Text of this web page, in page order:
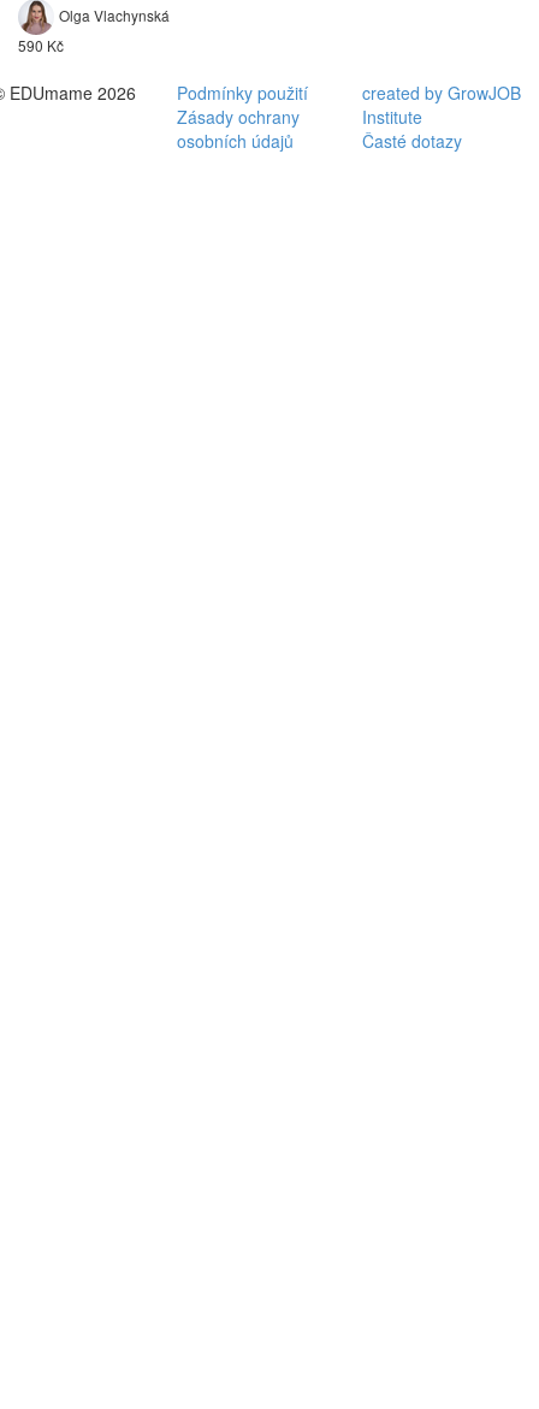
Olga Vlachynská
590 Kč
EDUmame 2026
Podmínky použití
Zásady ochrany
osobních údajů
created by GrowJOB
Institute
Časté dotazy